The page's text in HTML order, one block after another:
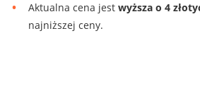
Aktualna cena jest wyższa o 4
najniższej ceny.